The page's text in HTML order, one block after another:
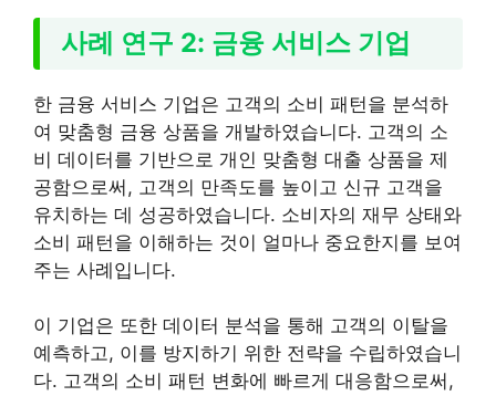
사례 연구 2: 금융 서비스 기업
한 금융 서비스 기업은 고객의 소비 패턴을 분석하
여 맞춤형 금융 상품을 개발하였습니다. 고객의 소
비 데이터를 기반으로 개인 맞춤형 대출 상품을 제
공함으로써, 고객의 만족도를 높이고 신규 고객을
유치하는 데 성공하였습니다. 소비자의 재무 상태와
소비 패턴을 이해하는 것이 얼마나 중요한지를 보여
주는 사례입니다.
이 기업은 또한 데이터 분석을 통해 고객의 이탈을
예측하고, 이를 방지하기 위한 전략을 수립하였습니
다. 고객의 소비 패턴 변화에 빠르게 대응함으로써,